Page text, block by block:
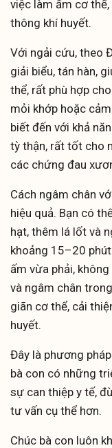
việc làm ấm cơ
thông khí huyết.
Với ngải cứu, theo
giải biểu, tán hàn,
thể, rất phù hợp
mỏi khớp hoặc
biết đến với khả
tỳ thận, rất tốt cho
các chứng đau
Cách ngâm chân
hiệu quả. Bạn có
hạt, thêm lá lốt và
khoảng 15–20
ấm vừa phải,
và ngâm chân
giãn cơ thể, cải
huyết.
Đây là phương
bà con có những
sự can thiệp y tế,
tư vấn cụ thể hơn.
Chúc bà con luôn